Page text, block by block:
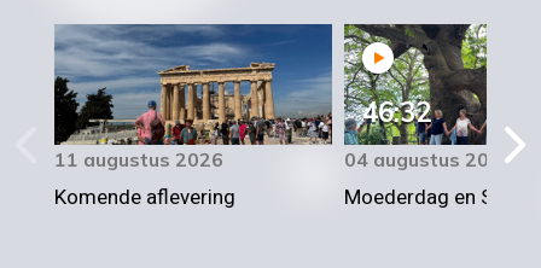
11 augustus 2026
Komende aflevering
46:32
04 augustus 2026
Moederdag en Sirtaki